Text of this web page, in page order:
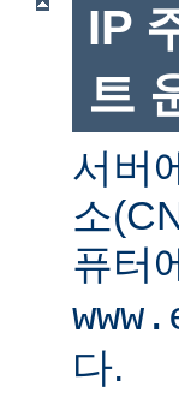
IP
트
서버
소
퓨터
다.